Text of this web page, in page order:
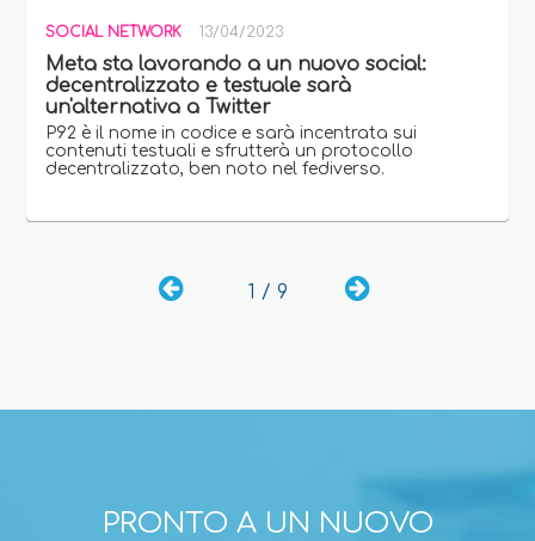
SOCIAL NETWORK 13/04/2023
Meta sta lavorando a un nuovo social:
decentralizzato e testuale sarà
un'alternativa a Twitter
P92 è il nome in codice e sarà incentrata sui
contenuti testuali e sfrutterà un protocollo
decentralizzato, ben noto nel fediverso.
1 / 9
PRONTO A UN NUOVO